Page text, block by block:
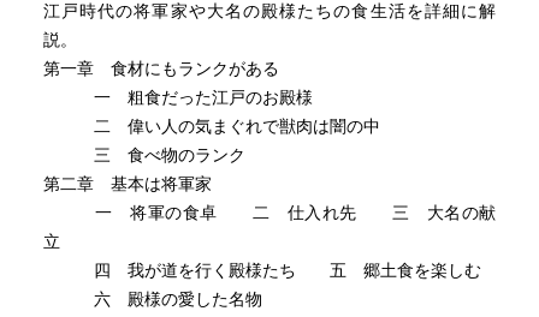
江戸時代の将軍家や大名の殿様たちの食生活を詳細に解
説。
第一章 食材にもランクがある
一 粗食だった江戸のお殿様
二 偉い人の気まぐれで獣肉は闇の中
三 食べ物のランク
第二章 基本は将軍家
一 将軍の食卓 二 仕入れ先 三 大名の献
立
四 我が道を行く殿様たち 五 郷土食を楽しむ
六 殿様の愛した名物